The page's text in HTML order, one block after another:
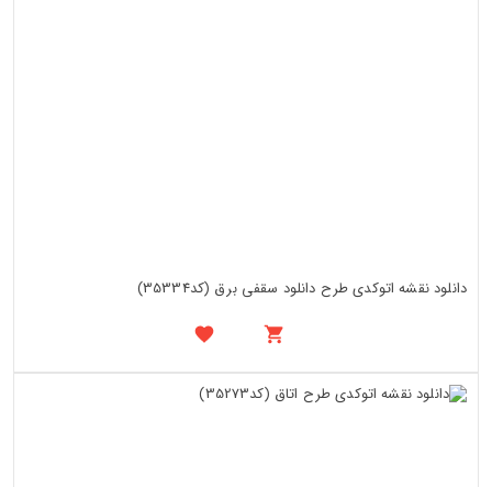
دانلود نقشه اتوکدی طرح دانلود سقفی برق (کد35334)